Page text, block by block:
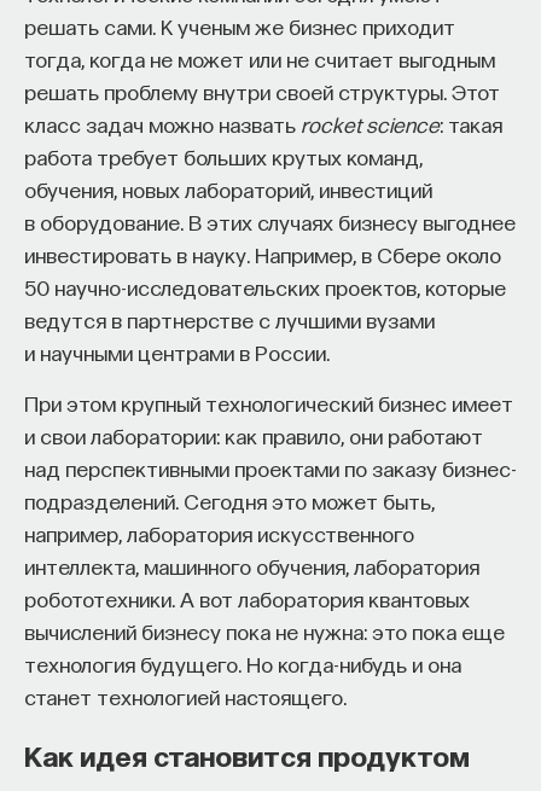
решать сами. К ученым же бизнес приходит
тогда, когда не может или не считает выгодным
решать проблему внутри своей структуры. Этот
класс задач можно назвать rocket science: такая
работа требует больших крутых команд,
обучения, новых лабораторий, инвестиций
в оборудование. В этих случаях бизнесу выгоднее
инвестировать в науку. Например, в Сбере около
50 научно-исследовательских проектов, которые
ведутся в партнерстве с лучшими вузами
и научными центрами в России.
При этом крупный технологический бизнес имеет
и свои лаборатории: как правило, они работают
над перспективными проектами по заказу бизнес-
подразделений. Сегодня это может быть,
например, лаборатория искусственного
интеллекта, машинного обучения, лаборатория
робототехники. А вот лаборатория квантовых
вычислений бизнесу пока не нужна: это пока еще
технология будущего. Но когда-нибудь и она
станет технологией настоящего.
Как идея становится продуктом
СОХРАНИТЬ КУРС
Внеси свой вклад в дело
просвещения!